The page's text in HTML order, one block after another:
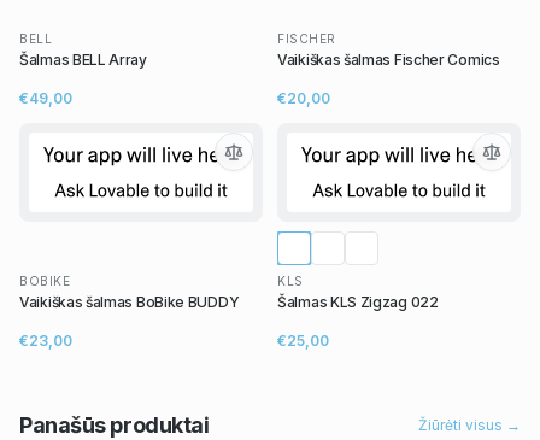
BELL
Šalmas BELL Array
€49,00
FISCHER
Vaikiškas šalmas Fischer Comics
€20,00
BOBIKE
Vaikiškas šalmas BoBike BUDDY
€23,00
KLS
Šalmas KLS Zigzag 022
€25,00
Panašūsproduktai Žiūrėti visus →